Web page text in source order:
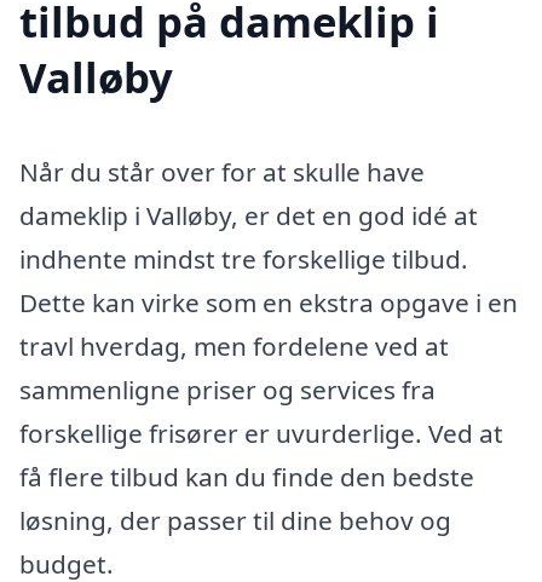
tilbud på dameklip i
Valløby
Når du står over for at skulle have
dameklip i Valløby, er det en god idé at
indhente mindst tre forskellige tilbud.
Dette kan virke som en ekstra opgave i en
travl hverdag, men fordelene ved at
sammenligne priser og services fra
forskellige frisører er uvurderlige. Ved at
få flere tilbud kan du finde den bedste
løsning, der passer til dine behov og
budget.